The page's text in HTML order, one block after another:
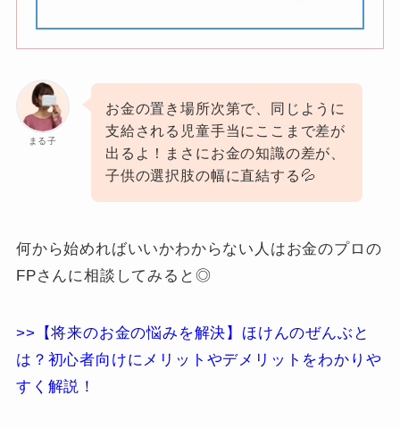
まる子
お金の置き場所次第で、同じように
支給される児童手当にここまで差が
出るよ！まさにお金の知識の差が、
子供の選択肢の幅に直結する💦
何から始めればいいかわからない人はお金のプロの
FPさんに相談してみると◎
>>【将来のお金の悩みを解決】ほけんのぜんぶと
は？初心者向けにメリットやデメリットをわかりや
すく解説！